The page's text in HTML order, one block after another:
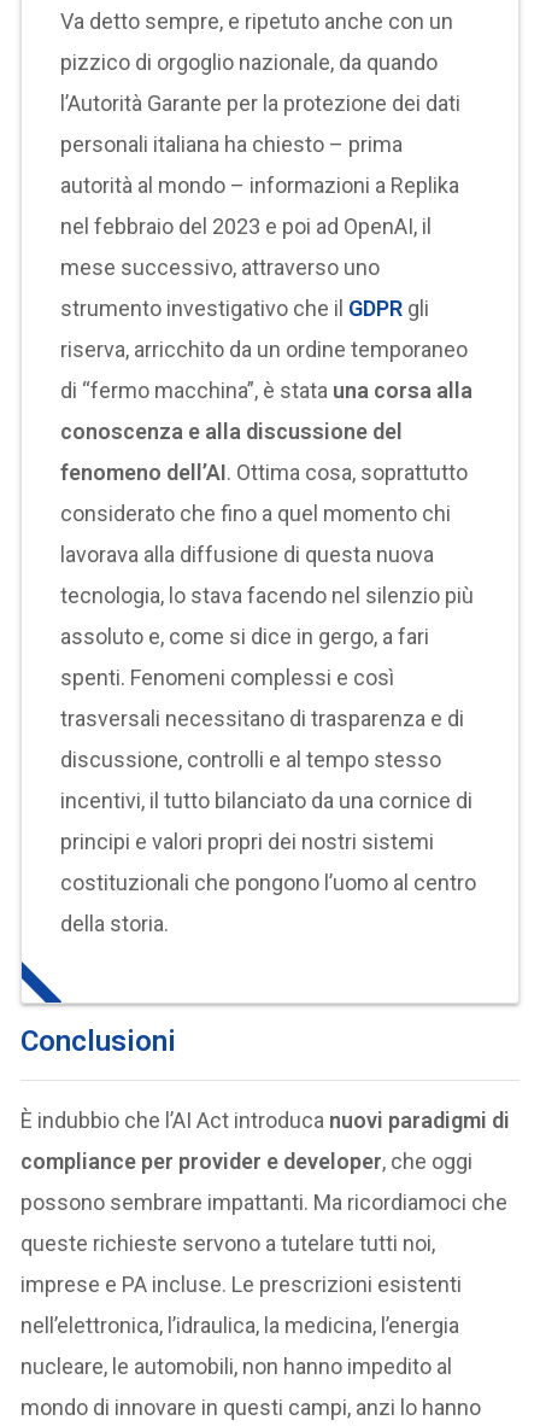
Va detto sempre, e ripetuto anche con un
pizzico di orgoglio nazionale, da quando
l’Autorità Garante per la protezione dei dati
personali italiana ha chiesto – prima
autorità al mondo – informazioni a Replika
nel febbraio del 2023 e poi ad OpenAI, il
mese successivo, attraverso uno
strumento investigativo che il GDPR gli
riserva, arricchito da un ordine temporaneo
di “fermo macchina”, è stata una corsa alla
conoscenza e alla discussione del
fenomeno dell’AI. Ottima cosa, soprattutto
considerato che fino a quel momento chi
lavorava alla diffusione di questa nuova
tecnologia, lo stava facendo nel silenzio più
assoluto e, come si dice in gergo, a fari
spenti. Fenomeni complessi e così
trasversali necessitano di trasparenza e di
discussione, controlli e al tempo stesso
incentivi, il tutto bilanciato da una cornice di
principi e valori propri dei nostri sistemi
costituzionali che pongono l’uomo al centro
della storia.
Conclusioni
È indubbio che l’AI Act introduca nuovi paradigmi di
compliance per provider e developer, che oggi
possono sembrare impattanti. Ma ricordiamoci che
queste richieste servono a tutelare tutti noi,
imprese e PA incluse. Le prescrizioni esistenti
nell’elettronica, l’idraulica, la medicina, l’energia
nucleare, le automobili, non hanno impedito al
mondo di innovare in questi campi, anzi lo hanno